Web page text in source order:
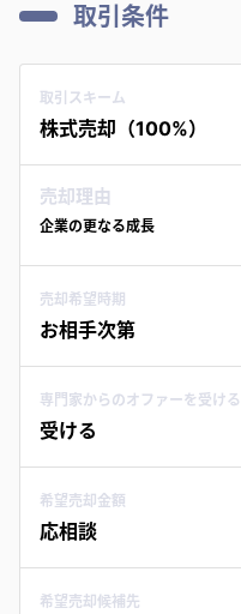
取引条件
取引スキーム
株式売却（100%）
売却理由
企業の更なる成長
売却希望時期
お相手次第
専門家からのオファーを受ける
受ける
希望売却金額
応相談
希望売却候補先